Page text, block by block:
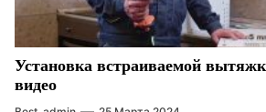
Установка встраиваемой
видео